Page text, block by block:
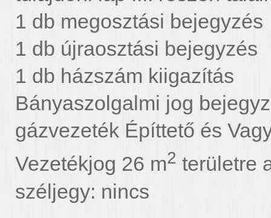
1 db megosztási bejegyzés
1 db újraosztási bejegyzés
1 db házszám kiigazítás
Bányaszolgalmi jog
gázvezeték Építtető és
Vezetékjog 26 m2 területre
széljegy: nincs